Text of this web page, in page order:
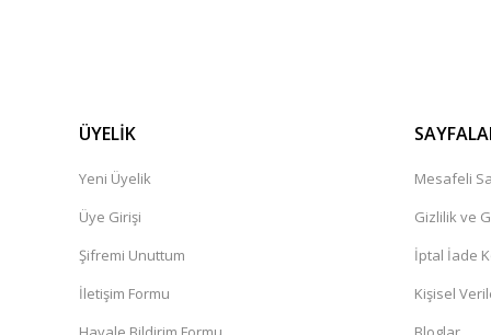
Aradığınız herseyi uygun fiyat ve kaliteli hizmet ile
U... T... | 28/07/2026
Güzel bir deneyimdi.Tavsiye ederim
Kadir İbrahim Demirel | 25/07/2026
1-Fiyatlar piyasinin altında olduğu için bı şüphe oluşmadı
ÜYELİK
Yeni Üyelik
Üye Girişi
Şifremi Unuttum
İletişim Formu
Mesafeli
Gizlilik ve
İptal İade
Kişisel